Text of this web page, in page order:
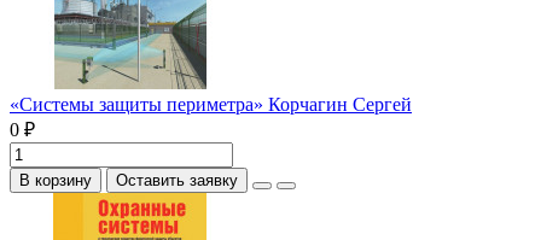
«Системы защиты периметра» Корчагин Сергей
0 ₽
В корзину Оставить заявку